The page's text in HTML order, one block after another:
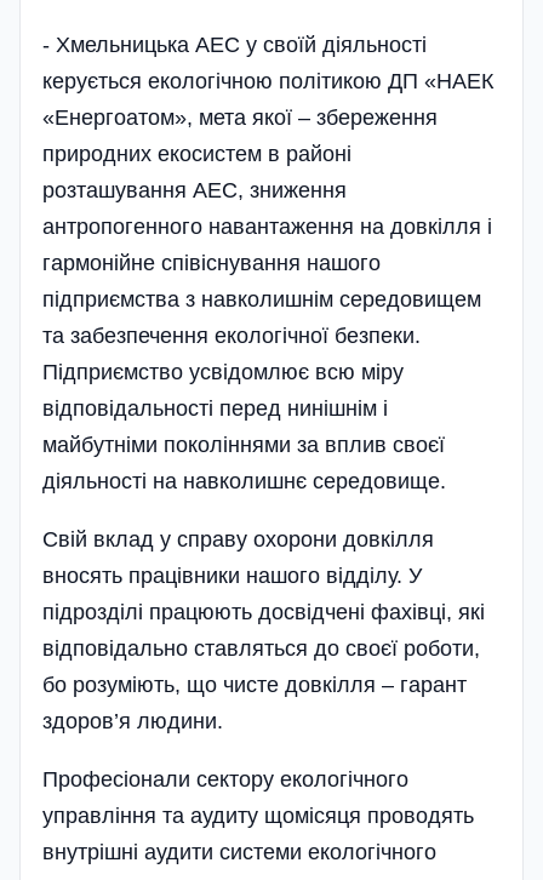
- Хмельницька АЕС у своїй діяльності
керується екологічною політикою ДП «НАЕК
«Енергоатом», мета якої – збереження
природних екосистем в районі
розташування АЕС, зниження
антропогенного навантаження на довкілля і
гармонійне співіснування нашого
підприємства з навколишнім середовищем
та забезпечення­ екологічної безпеки.
Підприємство усвідомлює всю міру
відповідальності перед ниніш­нім i
майбутніми поколіннями за вплив своєї
діяльності на навколишнє середовище.
Свій вклад у справу охорони довкілля
вносять працівники нашого відділу. У
підрозділі працюють досвідчені фахівці, які
відповідально ставляться до своєї роботи,
бо розуміють, що чисте довкілля – гарант
здоров’я людини.
Професіонали сектору екологічного
управління та аудиту щомісяця проводять
внутрішні аудити системи еколо­гічного